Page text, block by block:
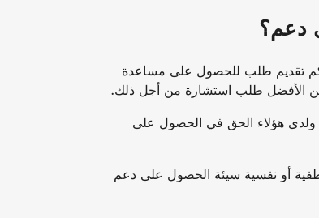
دعم؟
تقديم طلب للحصول على مساعدة
من الأفضل طلب استشارة من أجل ذلك.
هؤلاء الحق في الحصول على
أو نفسية سيئة الحصول على دعم